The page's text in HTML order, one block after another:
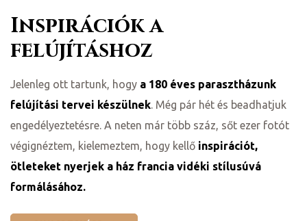
Inspirációk a
felújításhoz
Jelenleg ott tartunk, hogy a 180 éves parasztházunk
felújítási tervei készülnek. Még pár hét és beadhatjuk
engedélyeztetésre. A neten már több száz, sőt ezer fotót
végignéztem, kielemeztem, hogy kellő inspirációt,
ötleteket nyerjek a ház francia vidéki stílusúvá
formálásához.